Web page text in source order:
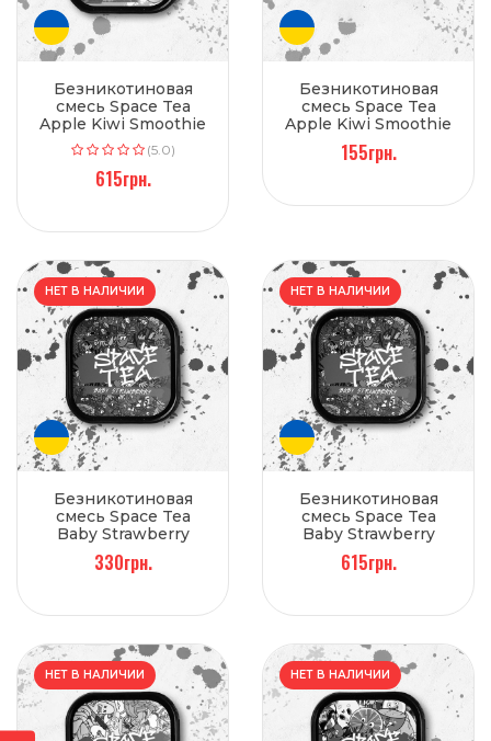
Безникотиновая
смесь Space Tea
Apple Kiwi Smoothie
(Яблоко, Киви,
Смузи) 250 г
(5.0)
615грн.
Безникотиновая
смесь Space Tea
Apple Kiwi Smoothie
(Яблоко, Киви,
Смузи) 40 г
155грн.
НЕТ В НАЛИЧИИ
Безникотиновая
смесь Space Tea
Baby Strawberry
(Земляника) 100 г
330грн.
НЕТ В НАЛИЧИИ
Безникотиновая
смесь Space Tea
Baby Strawberry
(Земляника) 250 г
615грн.
НЕТ В НАЛИЧИИ НЕТ В НАЛИЧИИ